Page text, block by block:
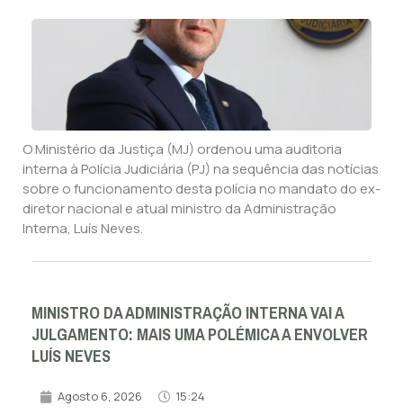
O Ministério da Justiça (MJ) ordenou uma auditoria
interna à Polícia Judiciária (PJ) na sequência das notícias
sobre o funcionamento desta polícia no mandato do ex-
diretor nacional e atual ministro da Administração
Interna, Luís Neves.
MINISTRO DA ADMINISTRAÇÃO INTERNA VAI A
JULGAMENTO: MAIS UMA POLÉMICA A ENVOLVER
LUÍS NEVES
Agosto 6, 2026 15:24